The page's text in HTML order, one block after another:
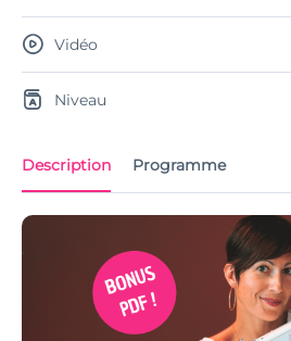
Description Programme
Vidéo
Niveau